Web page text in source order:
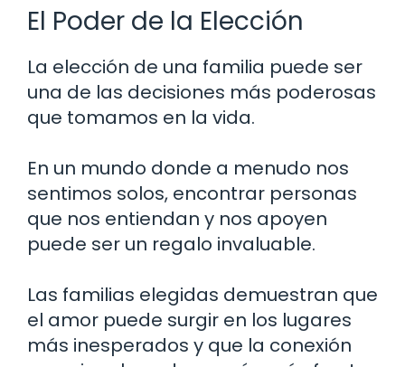
El Poder de la Elección
La elección de una familia puede ser
una de las decisiones más poderosas
que tomamos en la vida.
En un mundo donde a menudo nos
sentimos solos, encontrar personas
que nos entiendan y nos apoyen
puede ser un regalo invaluable.
Las familias elegidas demuestran que
el amor puede surgir en los lugares
más inesperados y que la conexión